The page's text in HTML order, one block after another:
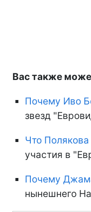
Вас также
Почему Иво
звезд
Что
участия в
Почему
нынешнего